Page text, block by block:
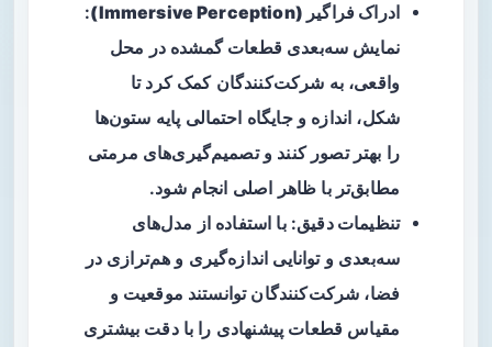
ادراک فراگیر (Immersive Perception)
:
نمایش سه‌بعدی قطعات گمشده در محل
واقعی، به شرکت‌کنندگان کمک کرد تا
شکل، اندازه و جایگاه احتمالی پایه ستون‌ها
را بهتر تصور کنند و تصمیم‌گیری‌های مرمتی
مطابق‌تر با ظاهر اصلی انجام شود.
تنظیمات دقیق: با استفاده از مدل‌های
سه‌بعدی و توانایی اندازه‌گیری و هم‌ترازی در
فضا، شرکت‌کنندگان توانستند موقعیت و
مقیاس قطعات پیشنهادی را با دقت بیشتری